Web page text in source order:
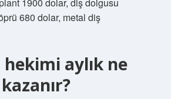
680 dolar, metal diş
hekimi aylık ne